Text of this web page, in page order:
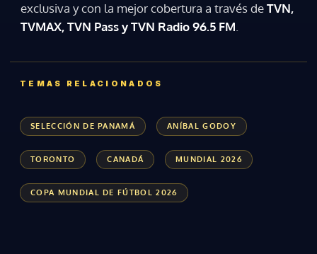
exclusiva y con la mejor cobertura a través deTVN,
TVMAX, TVN Pass y TVN Radio 96.5 FM
TEMAS RELACIONADOS
SELECCIÓN DE PANAMÁ ANÍBAL GODOY
TORONTO CANADÁ MUNDIAL 2026
COPA MUNDIAL DE FÚTBOL 2026